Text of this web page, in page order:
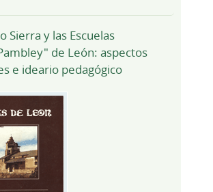
Sierra y las Escuelas
de León: aspectos
e ideario pedagógico